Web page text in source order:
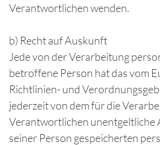
Verantwortlichen wenden.
b) Recht auf Auskunft
Jede von der Verarbeitung
betroffene Person hat das vom
Richtlinien- und
jederzeit von dem für die
Verantwortlichen unentgeltliche
seiner Person gespeicherten